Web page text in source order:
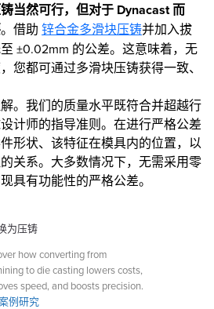
当然可行，但对于 Dynacast 而
。借助 锌合金多滑块压铸并加入拔
±0.02mm 的公差。这意味着，无
您都可通过多滑块压铸获得一致、
。我们的质量水平既符合并超越行
计师的指导准则。在进行严格公差
形状、该特征在模具内的位置，以
关系。大多数情况下，无需采用零
具有功能性的严格公差。
为压铸
how converting from
to die casting lowers costs,
speed, and boosts precision.
例研究